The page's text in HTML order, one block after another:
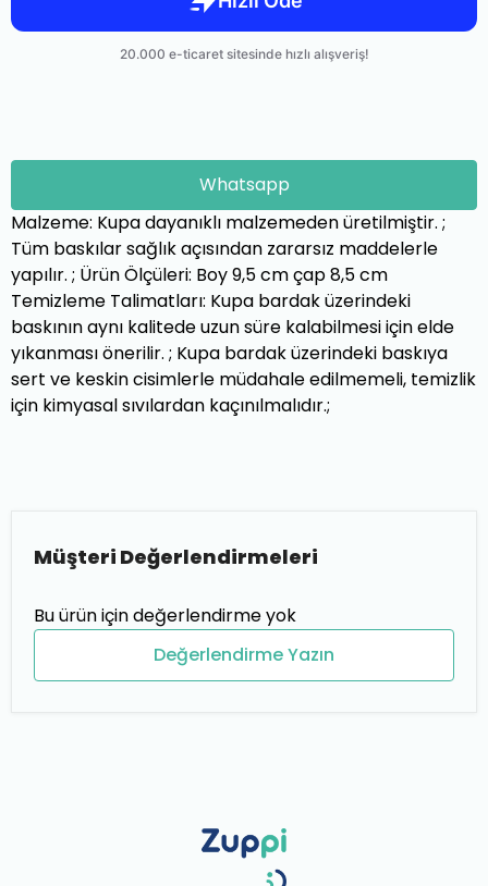
Whatsapp
Malzeme: Kupa dayanıklı malzemeden üretilmiştir. ;
Tüm baskılar sağlık açısından zararsız maddelerle
yapılır. ; Ürün Ölçüleri: Boy 9,5 cm çap 8,5 cm
Temizleme Talimatları: Kupa bardak üzerindeki
baskının aynı kalitede uzun süre kalabilmesi için elde
yıkanması önerilir. ; Kupa bardak üzerindeki baskıya
sert ve keskin cisimlerle müdahale edilmemeli, temizlik
için kimyasal sıvılardan kaçınılmalıdır.;
Müşteri Değerlendirmeleri
Bu ürün için değerlendirme yok
Değerlendirme Yazın